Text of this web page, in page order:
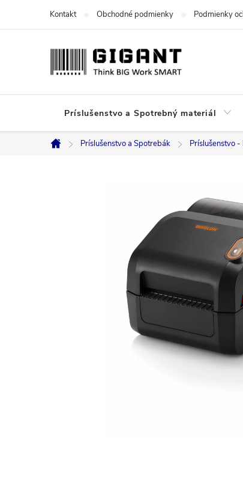
Kontakt Obchodné podmienky Podmienky
Príslušenstvo a Spotrebný materiál
Domov
Príslušenstvo a Spotrebák Príslušenstvo -